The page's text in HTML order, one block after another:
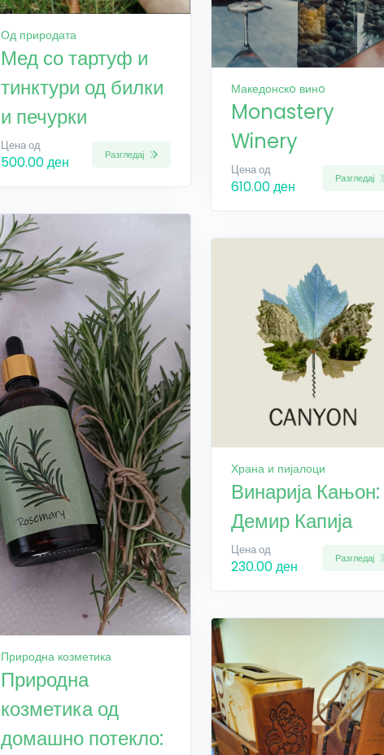
Од природата
Мед со тартуф и
тинктури од билки
и печурки
Цена од
500.00 ден Разгледај
Природна козметика
Природна
козметика од
домашно потекло:
Македонскo винo
Monastery
Winery
Цена од
610.00 ден Разгледај
Храна и пијалоци
Винарија Кањон:
Демир Капија
Цена од
230.00 ден Разгледај